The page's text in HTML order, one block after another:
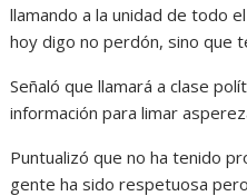
llamando a la unidad de todo
hoy digo no perdón, sino que
Señaló que llamará a clase
información para limar
Puntualizó que no ha tenido
gente ha sido respetuosa